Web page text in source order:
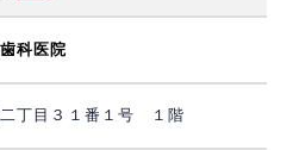
科医院
丁目３１番１号 １階